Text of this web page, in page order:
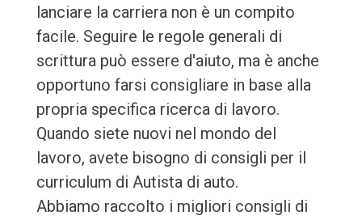
lanciare la carriera non è un compito
facile. Seguire le regole generali di
scrittura può essere d'aiuto, ma è anche
opportuno farsi consigliare in base alla
propria specifica ricerca di lavoro.
Quando siete nuovi nel mondo del
lavoro, avete bisogno di consigli per il
curriculum di Autista di auto.
Abbiamo raccolto i migliori consigli di